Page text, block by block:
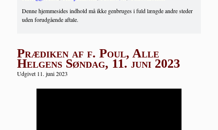
Denne hjemmesides indhold må ikke genbruges i fuld længde andre steder
uden forudgående aftale.
Prædiken af f. Poul, Alle
Helgens Søndag, 11. juni 2023
Udgivet 11. juni 2023